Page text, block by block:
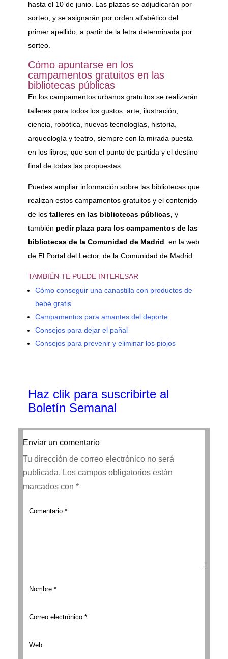
hasta el 10 de junio. Las plazas se adjudicarán por
sorteo, y se asignarán por orden alfabético del
primer apellido, a partir de la letra determinada por
sorteo.
Cómo apuntarse en los
campamentos gratuitos en las
bibliotecas públicas
En los campamentos urbanos gratuitos se realizarán
talleres para todos los gustos: arte, ilustración,
ciencia, robótica, nuevas tecnologías, historia,
arqueología y teatro, siempre con la mirada puesta
en los libros, que son el punto de partida y el destino
final de todas las propuestas.
Puedes ampliar información sobre las bibliotecas que
realizan estos campamentos gratuitos y el contenido
de los talleres en las bibliotecas públicas, y
también pedir plaza para los campamentos de las
bibliotecas de la Comunidad de Madrid en la web
de El Portal del Lector, de la Comunidad de Madrid.
TAMBIÉN TE PUEDE INTERESAR
Cómo conseguir una canastilla con productos de
bebé gratis
Campamentos para amantes del deporte
Consejos para dejar el pañal
Consejos para prevenir y eliminar los piojos
Haz clik para suscribirte al
Boletín Semanal
Enviar un comentario
Tu dirección de correo electrónico no será
publicada. Los campos obligatorios están
marcados con *